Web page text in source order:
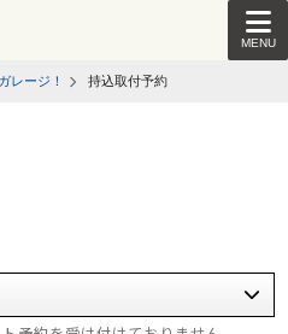
MENU
レージ！ 持込取付予約